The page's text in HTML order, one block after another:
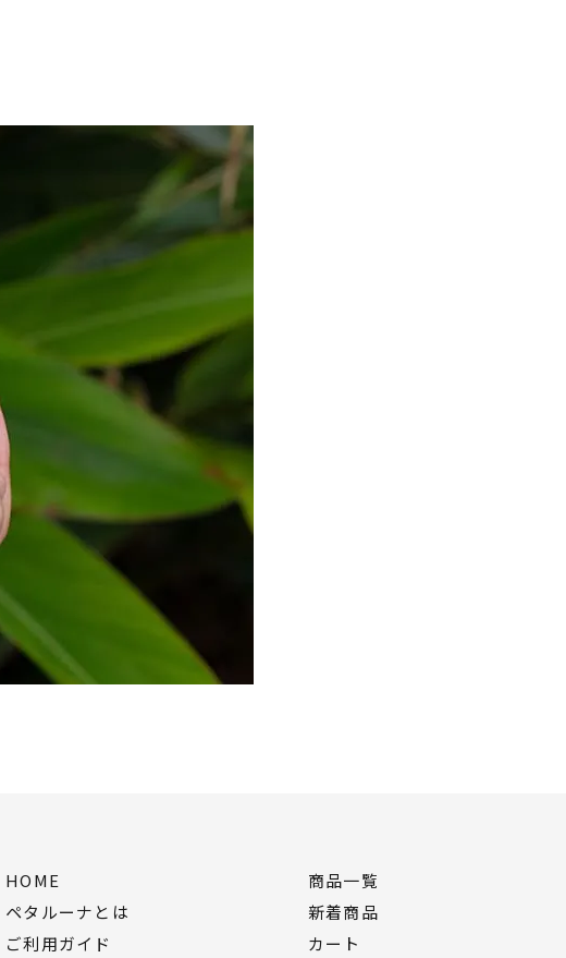
HOME
ペタルーナとは
ご利用ガイド
商品一覧
新着商品
カート